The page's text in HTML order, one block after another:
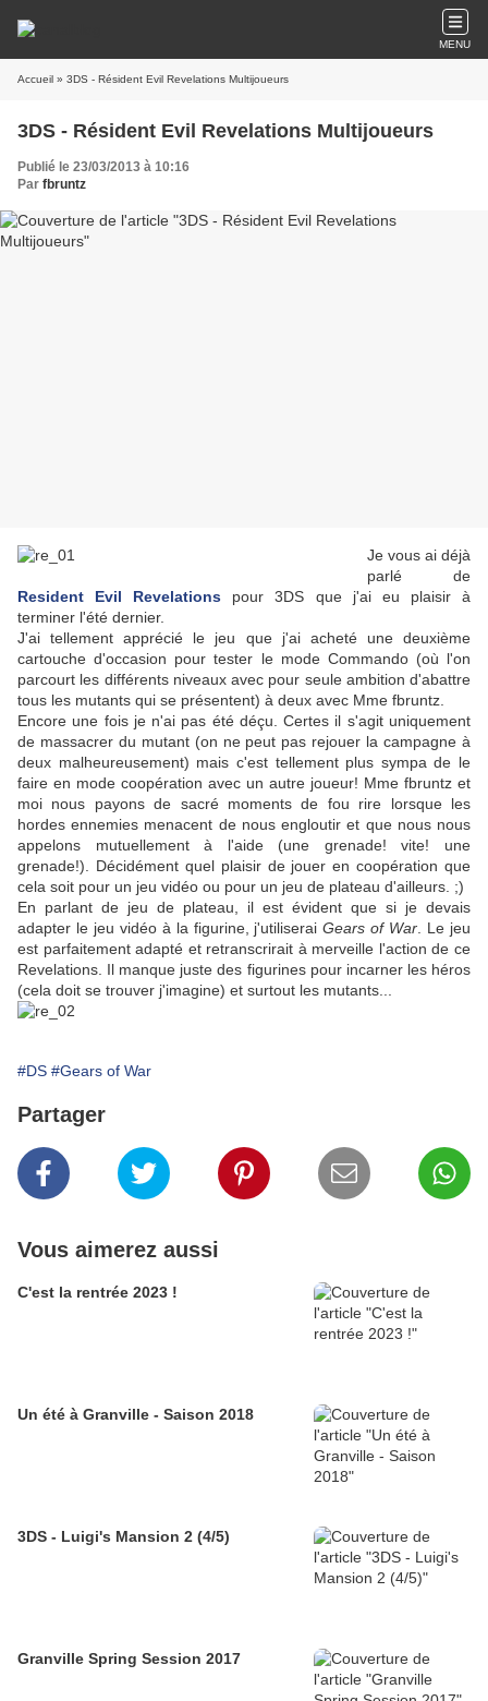
MENU
Accueil » 3DS - Résident Evil Revelations Multijoueurs
3DS - Résident Evil Revelations Multijoueurs
Publié le 23/03/2013 à 10:16
Par fbruntz
Je vous ai déjà
parlé de
Resident Evil Revelations pour 3DS que j'ai eu plaisir à
terminer l'été dernier.
J'ai tellement apprécié le jeu que j'ai acheté une deuxième
cartouche d'occasion pour tester le mode Commando (où l'on
parcourt les différents niveaux avec pour seule ambition d'abattre
tous les mutants qui se présentent) à deux avec Mme fbruntz.
Encore une fois je n'ai pas été déçu. Certes il s'agit uniquement
de massacrer du mutant (on ne peut pas rejouer la campagne à
deux malheureusement) mais c'est tellement plus sympa de le
faire en mode coopération avec un autre joueur! Mme fbruntz et
moi nous payons de sacré moments de fou rire lorsque les
hordes ennemies menacent de nous engloutir et que nous nous
appelons mutuellement à l'aide (une grenade! vite! une
grenade!). Décidément quel plaisir de jouer en coopération que
cela soit pour un jeu vidéo ou pour un jeu de plateau d'ailleurs. ;)
En parlant de jeu de plateau, il est évident que si je devais
adapter le jeu vidéo à la figurine, j'utiliseraiGears of War . Le jeu
est parfaitement adapté et retranscrirait à merveille l'action de ce
Revelations. Il manque juste des figurines pour incarner les héros
(cela doit se trouver j'imagine) et surtout les mutants...
#DS #Gears of War
Partager
Vous aimerez aussi
C'est la rentrée 2023 !
Un été à Granville - Saison 2018
3DS - Luigi's Mansion 2 (4/5)
Granville Spring Session 2017